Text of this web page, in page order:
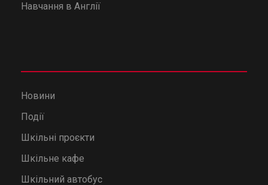
Навчання в Англії
Новини
Події
Шкільні проєкти
Шкільне кафе
Шкільний автобус